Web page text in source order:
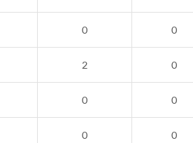
0 0
2 0
0 0
0 0